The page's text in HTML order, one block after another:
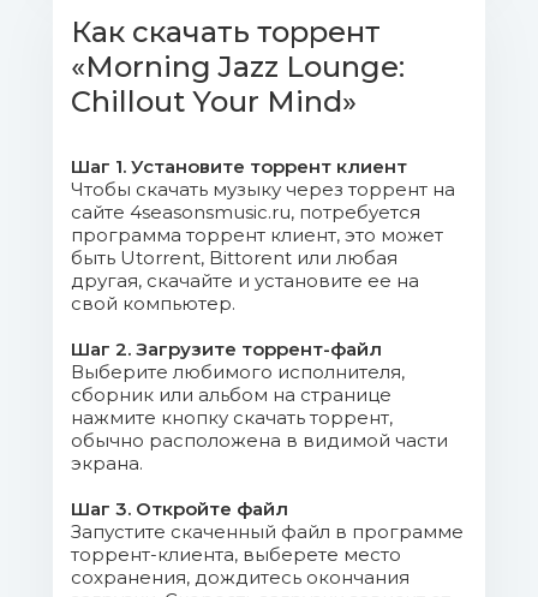
04. Brazil Beat - Chega De
Saudade.m4a (10.9 Mb)
Mb)
06. Giacomo Bondi, Cristiana Polegri,
Alfrebo Bochicchio, Fabrizio Foggia -
Cheek to Cheek.m4a (6.95 Mb)
World.m4a (10.81 Mb)
08. Giacomo Bondi, Cristiana Polegri,
Alfrebo Bochicchio, Fabrizio Foggia -
09. Stefano Micarelli - La Genesi Del
Fraseggio- Another Me, Another You.m4a
Как скачать торрент
«Morning Jazz Lounge:
Chillout Your Mind»
Шаг 1. Установите торрент клиент
Чтобы скачать музыку через торрент на
сайте 4seasonsmusic.ru, потребуется
программа торрент клиент, это может
быть Utorrent, Bittorent или любая
другая, скачайте и установите ее на
свой компьютер.
Шаг 2. Загрузите торрент-файл
Выберите любимого исполнителя,
сборник или альбом на странице
нажмите кнопку скачать торрент,
обычно расположена в видимой части
экрана.
Шаг 3. Откройте файл
Запустите скаченный файл в программе
торрент-клиента, выберете место
сохранения, дождитесь окончания